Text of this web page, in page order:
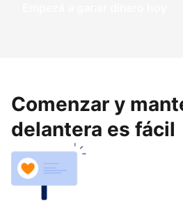
Empezá a ganar dinero hoy
Comenzar y
delantera es fácil